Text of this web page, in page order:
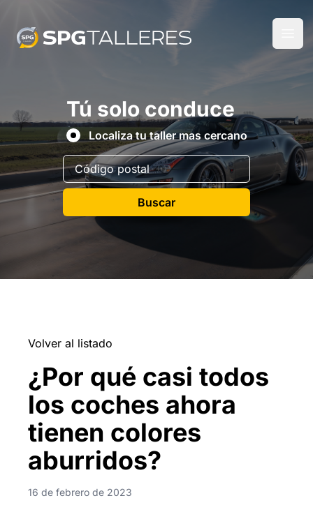
Tú solo conduce
Localiza tu taller mas cercano
Buscar
Volver al listado
¿Por qué casi todos
los coches ahora
tienen colores
aburridos?
16 de febrero de 2023